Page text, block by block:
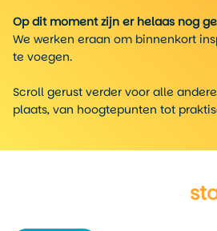
Op dit moment zijn er helaas nog
We werken eraan om binnenkort
te voegen.
Scroll gerust verder voor alle
plaats, van hoogtepunten tot